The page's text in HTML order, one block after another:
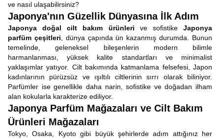
ve nasıl ulaşabilirsiniz?
Japonya'nın Güzellik Dünyasına İlk Adım
Japonya doğal cilt bakım ürünleri ve sofistikeJaponya
parfüm çeşitleri , dünya çapında ün kazanmış durumda. Bunun
temelinde, geleneksel bileşenlerin modern bilimle
harmanlanması, yüksek kalite standartları ve minimalist
yaklaşımlar yatıyor. Cilt bakımında katmanlama felsefesi, Japon
kadınlarının pürüzsüz ve ışıltılı ciltlerinin sırrı olarak biliniyor.
Parfümler ise genellikle daha narin, sofistike ve doğadan ilham
alan kokularla karakterize ediliyor.
Japonya Parfüm Mağazaları ve Cilt Bakım
Ürünleri Mağazaları
Tokyo, Osaka, Kyoto gibi büyük şehirlerde adım attığınız her